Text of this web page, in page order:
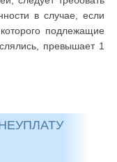
в случае, если
подлежащие
превышает 1